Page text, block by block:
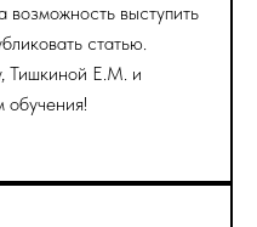
возможность выступить
статью.
Тишкиной Е.М. и
обучения!